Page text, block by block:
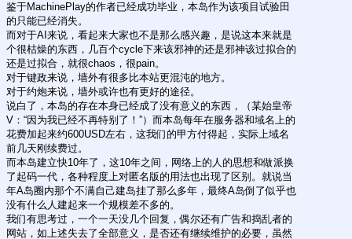
鉴于MachinePlay的作者已经成功毕业，本岛作为该项目试验田
的只能已经消失。
而对于AI来说，看起来大家也不是那么感兴趣，是说这本来就是
个很枯燥的东西，几百个cycle下来该邪神的还是邪神该过拟合的
还是过拟合，就很chaos，很pain。
对于键政来说，墙外有很多比本站更混沌的地方。
对于约炮来说，墙外或许也有更好的途径。
说白了，本岛的存在本身已经成了没有意义的东西，（某始皇帝
V：“因为我已经不再特别了！”）而本岛每年在服务器和域名上的
花费加起来约600USD左右，这我们的甲方付得起，实际上域名
前几天刚续费过。
而本岛建立快10年了，这10年之间，网络上的人的思想和做派换
了起码一代，各种程度上对匿名版的用法也出现了区别。就说当
年A岛圈内那个不满自己建岛挂了那么多年，最终A岛倒了似乎也
没有什么人建起来一个规模差不多的。
我们有思考过，一个一天没几个回复，偶尔还有广告和捣乱者的
网站，如上述失去了全部意义，是否还有继续维护的必要，虽然